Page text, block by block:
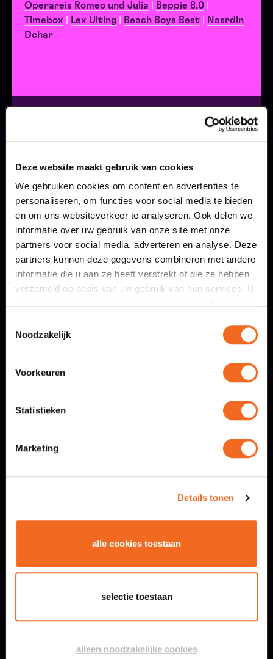
Deze website maakt gebruik van cookies
We gebruiken cookies om content en advertenties te
personaliseren, om functies voor social media te bieden
en om ons websiteverkeer te analyseren. Ook delen we
informatie over uw gebruik van onze site met onze
partners voor social media, adverteren en analyse. Deze
partners kunnen deze gegevens combineren met andere
informatie die u aan ze heeft verstrekt of die ze hebben
verzameld op basis van uw gebruik van hun services. U
Noodzakelijk
Voorkeuren
Statistieken
Marketing
Details tonen
alle cookies toestaan
selectie toestaan
alleen noodzakelijke cookies
LEES MEER
Deze zomer: Maaspoort wordt
verandert BACKSTAGE in de set van
Ouwehoeren, de eerste televisieserie van
huisgezelschap Club Lam.
meer informatie
brochure aanvragen
Operareis Romeo und Julia Beppie 8.0
Timebox
Lex Uiting Beach Boys Best
Nasrdin
Dchar